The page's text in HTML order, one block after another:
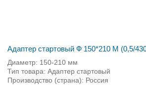
Адаптер стартовый Ф 150*210 М (0,5/
Диаметр: 150-210 мм
Тип товара: Адаптер стартовый
Производство (страна): Россия